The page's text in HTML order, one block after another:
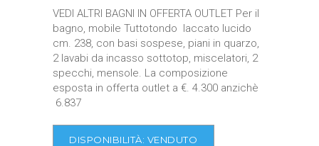
VEDI ALTRI BAGNI IN OFFERTA OUTLET Per il
bagno, mobile Tuttotondo laccato lucido
cm. 238, con basi sospese, piani in quarzo,
2 lavabi da incasso sottotop, miscelatori, 2
specchi, mensole. La composizione
esposta in offerta outlet a €. 4.300 anzichè
6.837
DISPONIBILITÀ: VENDUTO